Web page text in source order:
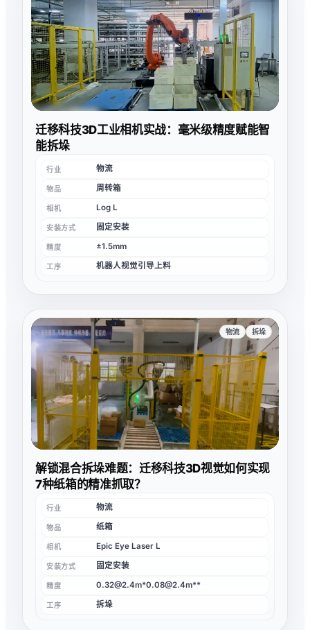
迁移科技3D工业相机实战：毫米级精度赋能智
能拆垛
行业 物流
物品 周转箱
相机 Log L
安装方式 固定安装
精度 ±1.5mm
工序 机器人视觉引导上料
物流 拆垛
解锁混合拆垛难题：迁移科技3D视觉如何实现
7种纸箱的精准抓取？
行业 物流
物品 纸箱
相机 Epic Eye Laser L
安装方式 固定安装
精度 0.32@2.4m*0.08@2.4m**
工序 拆垛